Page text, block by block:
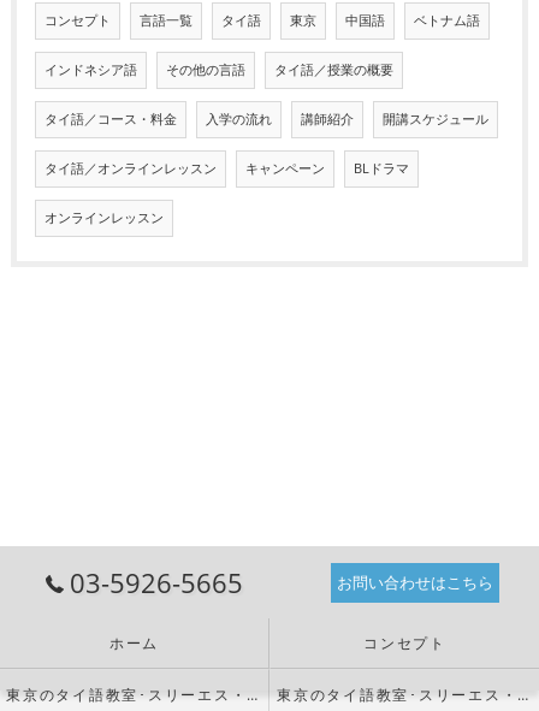
コンセプト 言語一覧 タイ語 東京 中国語 ベトナム語
インドネシア語 その他の言語 タイ語／授業の概要
タイ語／コース・料金 入学の流れ 講師紹介 開講スケジュール
タイ語／オンラインレッスン キャンペーン BLドラマ
オンラインレッスン
03-5926-5665 お問い合わせはこちら
ホーム コンセプト
東京のタイ語教室･スリーエス・エデュケーションの口コミ情報 東京のタイ語教室･スリーエス・エデュケーションの評判